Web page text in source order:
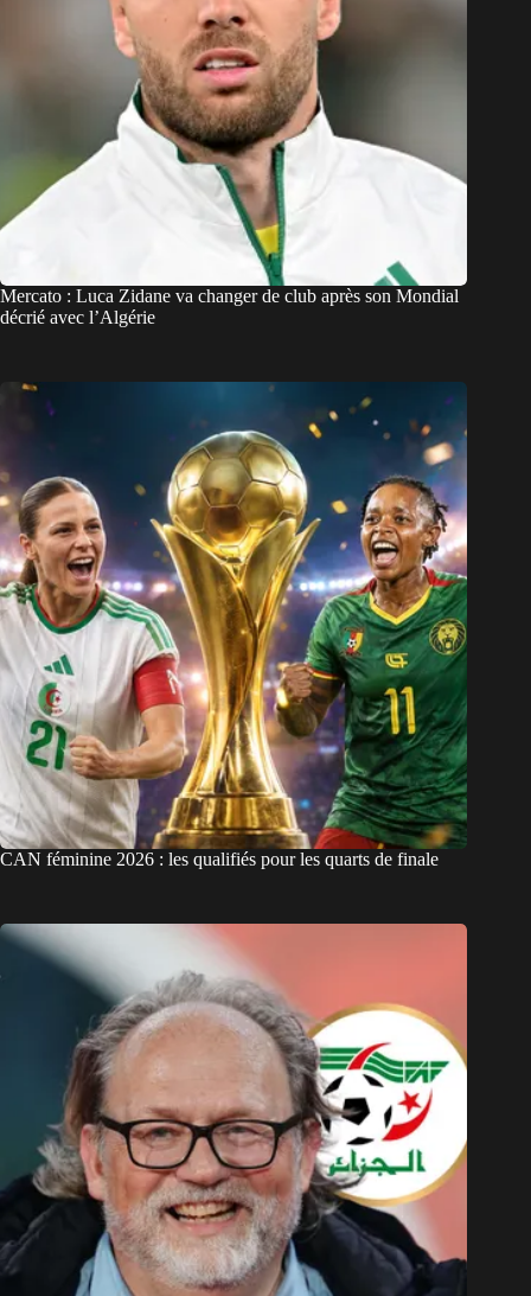
Mercato : Luca Zidane va changer de club après son Mondial
décrié avec l’Algérie
CAN féminine 2026 : les qualifiés pour les quarts de finale